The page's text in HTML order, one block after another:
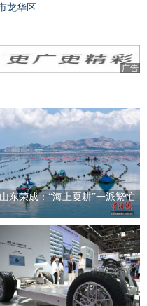
龙华区
广告
山东荣成：“海上夏耕”一派繁忙